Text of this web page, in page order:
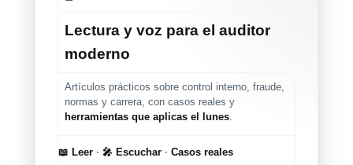
Lectura y voz para el auditor
moderno
Artículos prácticos sobre control interno, fraude,
normas y carrera, con casos reales y
herramientas que aplicas el lunes
📖 Leer · 🎤 Escuchar · Casos reales